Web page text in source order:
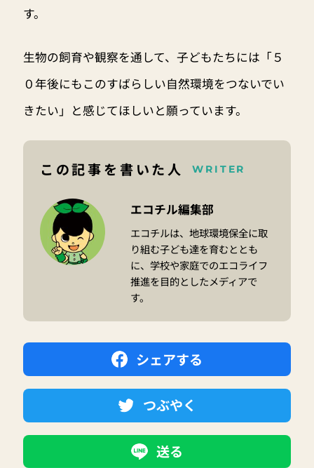
す。
生物の飼育や観察を通して、子どもたちには「５
０年後にもこのすばらしい自然環境をつないでい
きたい」と感じてほしいと願っています。
この記事を書いた人 WRITER
エコチル編集部
エコチルは、地球環境保全に取
り組む子ども達を育むととも
に、学校や家庭でのエコライフ
推進を目的としたメディアで
す。
シェアする
つぶやく
送る